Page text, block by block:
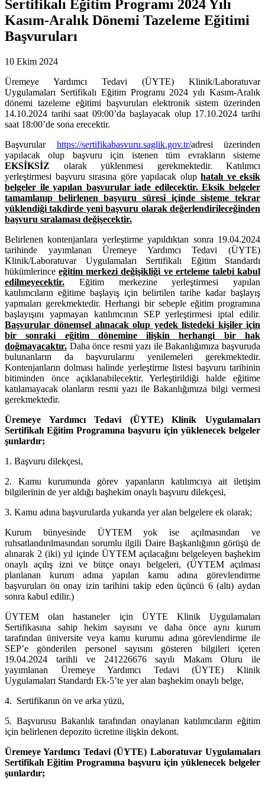
Sertifikalı Eğitim Programı 2024 Yılı
Kasım-Aralık Dönemi Tazeleme Eğitimi
Başvuruları
10 Ekim 2024
Üremeye Yardımcı Tedavi (ÜYTE) Klinik/Laboratuvar
Uygulamaları Sertifikalı Eğitim Programı 2024 yılı Kasım-Aralık
dönemi tazeleme eğitimi başvuruları elektronik sistem üzerinden
14.10.2024 tarihi saat 09:00’da başlayacak olup 17.10.2024 tarihi
saat 18:00’de sona erecektir.
Başvurular https://sertifikabasvuru.saglik.gov.tr/adresi üzerinden
yapılacak olup başvuru için istenen tüm evrakların sisteme
EKSİKSİZ olarak yüklenmesi gerekmektedir. Katılımcı
yerleştirmesi başvuru sırasına göre yapılacak olup hatalı ve eksik
belgeler ile yapılan başvurular iade edilecektir. Eksik belgeler
tamamlanıp belirlenen başvuru süresi içinde sisteme tekrar
yüklendiği takdirde yeni başvuru olarak değerlendirileceğinden
başvuru sıralaması değişecektir.
Belirlenen kontenjanlara yerleştirme yapıldıktan sonra 19.04.2024
tarihinde yayımlanan Üremeye Yardımcı Tedavi (ÜYTE)
Klinik/Laboratuvar Uygulamaları Sertifikalı Eğitim Standardı
hükümlerinceeğitim merkezi değişikliği ve erteleme talebi kabul
edilmeyecektir. Eğitim merkezine yerleştirmesi yapılan
katılımcıların eğitime başlayış için belirtilen tarihe kadar başlayış
yapmaları gerekmektedir. Herhangi bir sebeple eğitim programına
başlayışını yapmayan katılımcının SEP yerleştirmesi iptal edilir.
Başvurular dönemsel alınacak olup yedek listedeki kişiler için
bir sonraki eğitim dönemine ilişkin herhangi bir hak
doğmayacaktır. Daha önce resmi yazı ile Bakanlığımıza başvuruda
bulunanların da başvurularını yenilemeleri gerekmektedir.
Kontenjanların dolması halinde yerleştirme listesi başvuru tarihinin
bitiminden önce açıklanabilecektir. Yerleştirildiği halde eğitime
katılamayacak olanların resmi yazı ile Bakanlığımıza bilgi vermesi
gerekmektedir.
Üremeye Yardımcı Tedavi (ÜYTE) Klinik Uygulamaları
Sertifikalı Eğitim Programına başvuru için yüklenecek belgeler
şunlardır;
1. Başvuru dilekçesi,
2. Kamu kurumunda görev yapanların katılımcıya ait iletişim
bilgilerinin de yer aldığı başhekim onaylı başvuru dilekçesi,
3. Kamu adına başvurularda yukarıda yer alan belgelere ek olarak;
Kurum bünyesinde ÜYTEM yok ise açılmasından ve
ruhsatlandırılmasından sorumlu ilgili Daire Başkanlığının görüşü de
alınarak 2 (iki) yıl içinde ÜYTEM açılacağını belgeleyen başhekim
onaylı açılış izni ve bütçe onayı belgeleri, (ÜYTEM açılması
planlanan kurum adına yapılan kamu adına görevlendirme
başvuruları ön onay izin tarihini takip eden üçüncü 6 (altı) aydan
sonra kabul edilir.)
ÜYTEM olan hastaneler için ÜYTE Klinik Uygulamaları
Sertifikasına sahip hekim sayısını ve daha önce aynı kurum
tarafından üniversite veya kamu kurumu adına görevlendirme ile
SEP’e gönderilen personel sayısını gösteren bilgileri içeren
19.04.2024 tarihli ve 241226676 sayılı Makam Oluru ile
yayımlanan Üremeye Yardımcı Tedavi (ÜYTE) Klinik
Uygulamaları Standardı Ek-5’te yer alan başhekim onaylı belge,
4. Sertifikanın ön ve arka yüzü,
5. Başvurusu Bakanlık tarafından onaylanan katılımcıların eğitim
için belirlenen depozito ücretine ilişkin dekont.
Üremeye Yardımcı Tedavi (ÜYTE) Laboratuvar Uygulamaları
Sertifikalı Eğitim Programına başvuru için yüklenecek belgeler
şunlardır;